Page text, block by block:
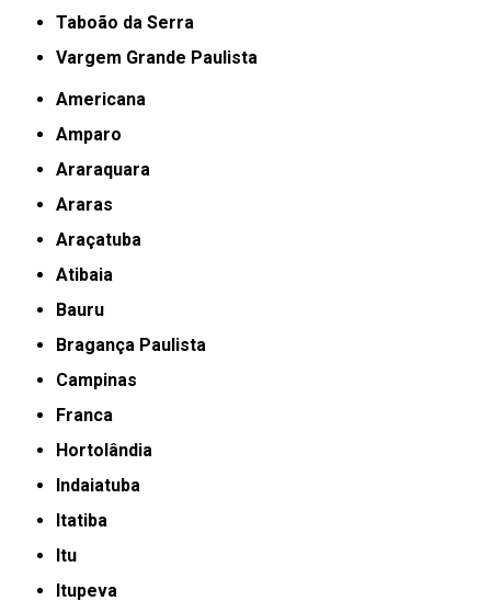
Taboão da Serra
Vargem Grande Paulista
Americana
Amparo
Araraquara
Araras
Araçatuba
Atibaia
Bauru
Bragança Paulista
Campinas
Franca
Hortolândia
Indaiatuba
Itatiba
Itu
Itupeva